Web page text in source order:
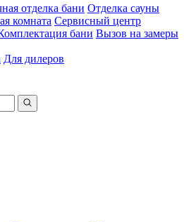
отделка бани Отделка сауны
комната Сервисный центр
бани Вызов на замеры
Для дилеров